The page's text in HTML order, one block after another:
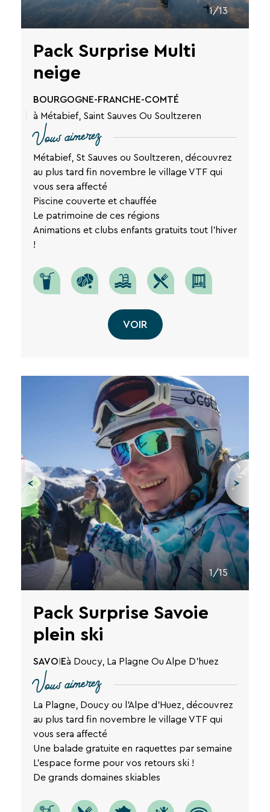
RECHERCHER
Une destination, un hôtel...
1/13
Pack Surprise Multi
neige
BOURGOGNE-FRANCHE-COMTÉ
à Métabief, Saint Sauves Ou Soultzeren
Vous aimerez
Métabief, St Sauves ou Soultzeren, découvrez
au plus tard fin novembre le village VTF qui
vous sera affecté
Piscine couverte et chauffée
Le patrimoine de ces régions
Animations et clubs enfants gratuits tout l'hiver
!
VOIR
1/15
Pack Surprise Savoie
plein ski
SAVOIEà Doucy, La Plagne Ou Alpe D'huez
Vous aimerez
La Plagne, Doucy ou l'Alpe d'Huez, découvrez
au plus tard fin novembre le village VTF qui
vous sera affecté
Une balade gratuite en raquettes par semaine
L'espace forme pour vos retours ski !
De grands domaines skiables